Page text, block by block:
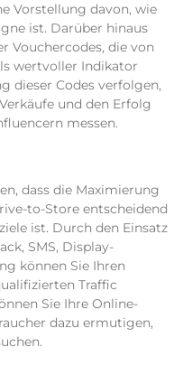
Vorstellung davon, wie
ist. Darüber hinaus
Vouchercodes, die von
wertvoller Indikator
dieser Codes verfolgen,
und den Erfolg
messen.
, dass die Maximierung
to-Store entscheidend
ist. Durch den Einsatz
SMS, Display-
können Sie Ihren
Traffic
Sie Ihre Online-
dazu ermutigen,